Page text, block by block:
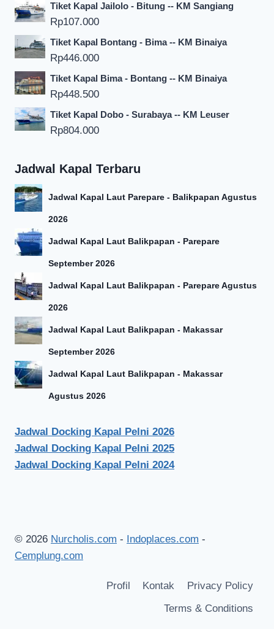
Tiket Kapal Jailolo - Bitung -- KM Sangiang
Rp107.000
Tiket Kapal Bontang - Bima -- KM Binaiya
Rp446.000
Tiket Kapal Bima - Bontang -- KM Binaiya
Rp448.500
Tiket Kapal Dobo - Surabaya -- KM Leuser
Rp804.000
Jadwal Kapal Terbaru
Jadwal Kapal Laut Parepare - Balikpapan Agustus
2026
Jadwal Kapal Laut Balikpapan - Parepare
September 2026
Jadwal Kapal Laut Balikpapan - Parepare Agustus
2026
Jadwal Kapal Laut Balikpapan - Makassar
September 2026
Jadwal Kapal Laut Balikpapan - Makassar
Agustus 2026
Jadwal Docking Kapal Pelni 2026
Jadwal Docking Kapal Pelni 2025
Jadwal Docking Kapal Pelni 2024
© 2026 Nurcholis.com - Indoplaces.com -
Cemplung.com
Profil Kontak
Privacy Policy
Terms & Conditions